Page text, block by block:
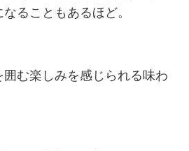
ることもあるほど。
む楽しみを感じられる味わ